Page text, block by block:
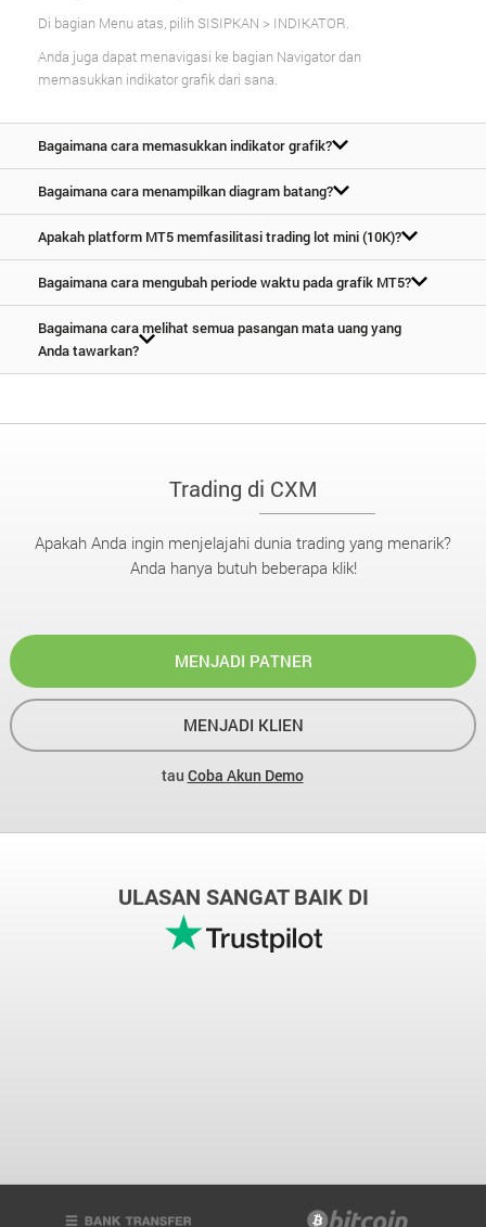
Di bagian Menu atas, pilih SISIPKAN > INDIKATOR.
Anda juga dapat menavigasi ke bagian Navigator dan
memasukkan indikator grafik dari sana.
Bagaimana cara memasukkan indikator grafik?
Bagaimana cara menampilkan diagram batang?
Apakah platform MT5 memfasilitasi trading lot mini (10K)?
Bagaimana cara mengubah periode waktu pada grafik MT5?
Bagaimana cara melihat semua pasangan mata uang yang
Anda tawarkan?
Trading di CXM
Apakah Anda ingin menjelajahi dunia trading yang menarik?
Anda hanya butuh beberapa klik!
MENJADI PATNER
MENJADI KLIEN
tau Coba Akun Demo
ULASAN SANGAT BAIK DI